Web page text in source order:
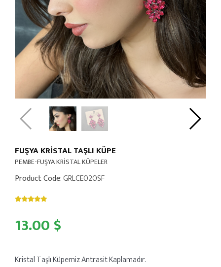
FUŞYA KRİSTAL TAŞLI KÜPE
PEMBE-FUŞYA KRİSTAL KÜPELER
Product Code: GRLCE020SF
13.00 $
Kristal Taşlı Küpemiz Antrasit Kaplamadır.